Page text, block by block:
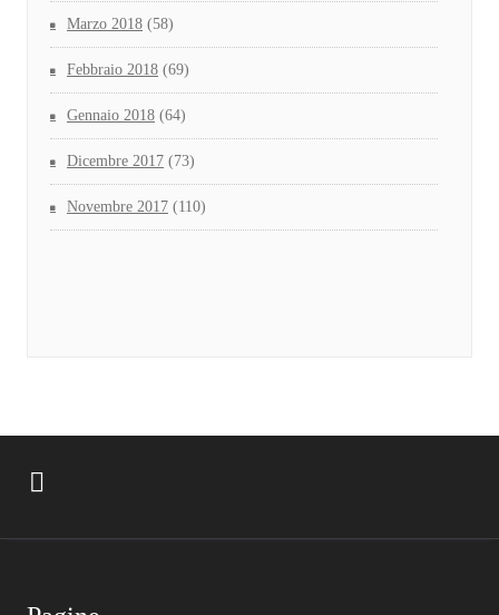
Marzo 2018 (58)
Febbraio 2018 (69)
Gennaio 2018 (64)
Dicembre 2017 (73)
Novembre 2017 (110)